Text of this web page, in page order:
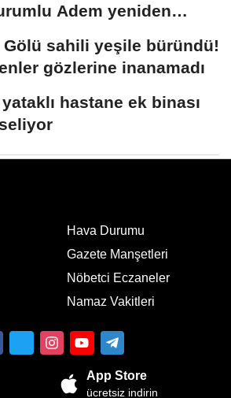
Adem yeniden
Gölü sahili yeşile büründü!
gözlerine inanamadı
hastane ek binası
Hava Durumu
Gazete Manşetleri
Nöbetci Eczaneler
Namaz Vakitleri
App Store
ücretsiz indirin